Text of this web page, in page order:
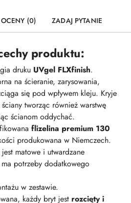
(0) ZADAJ PYTANIE
produktu:
druku UVgel FLXfinish.
na ścieranie, zarysowania,
się pod wpływem kleju. Kryje
tworząc również warstwę
ścianom oddychać.
flizelina premium 130
produkowana w Niemczech.
matowe i utwardzane
potrzeby dodatkowego
w zestawie.
każdy bryt jest rozcięty i